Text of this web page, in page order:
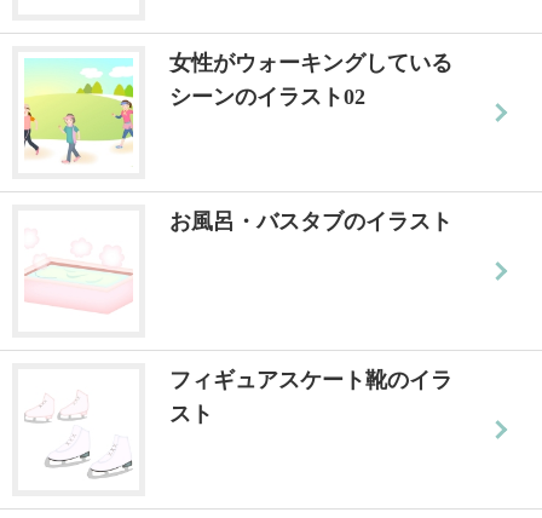
女性がウォーキングしている
シーンのイラスト02
お風呂・バスタブのイラスト
フィギュアスケート靴のイラ
スト